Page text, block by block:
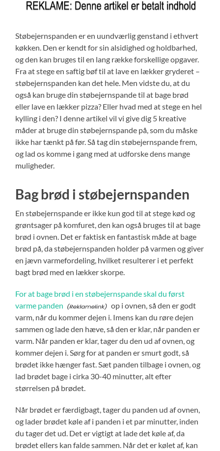
Støbejernspanden er en uundværlig genstand i ethvert
køkken. Den er kendt for sin alsidighed og holdbarhed,
og den kan bruges til en lang række forskellige opgaver.
Fra at stege en saftig bøf til at lave en lækker gryderet –
støbejernspanden kan det hele. Men vidste du, at du
også kan bruge din støbejernspande til at bage brød
eller lave en lækker pizza? Eller hvad med at stege en hel
kylling i den? I denne artikel vil vi give dig 5 kreative
måder at bruge din støbejernspande på, som du måske
ikke har tænkt på før. Så tag din støbejernspande frem,
og lad os komme i gang med at udforske dens mange
muligheder.
Bag brød i støbejernspanden
En støbejernspande er ikke kun god til at stege kød og
grøntsager på komfuret, den kan også bruges til at bage
brød i ovnen. Det er faktisk en fantastisk måde at bage
brød på, da støbejernspanden holder på varmen og giver
en jævn varmefordeling, hvilket resulterer i et perfekt
bagt brød med en lækker skorpe.
For at bage brød i en støbejernspande skal du først
varme panden
op i ovnen, så den er godt
varm, når du kommer dejen i. Imens kan du røre dejen
sammen og lade den hæve, så den er klar, når panden er
varm. Når panden er klar, tager du den ud af ovnen, og
kommer dejen i. Sørg for at panden er smurt godt, så
brødet ikke hænger fast. Sæt panden tilbage i ovnen, og
lad brødet bage i cirka 30-40 minutter, alt efter
størrelsen på brødet.
Når brødet er færdigbagt, tager du panden ud af ovnen,
og lader brødet køle af i panden i et par minutter, inden
du tager det ud. Det er vigtigt at lade det køle af, da
brødet ellers kan falde sammen. Når det er kølet af, kan